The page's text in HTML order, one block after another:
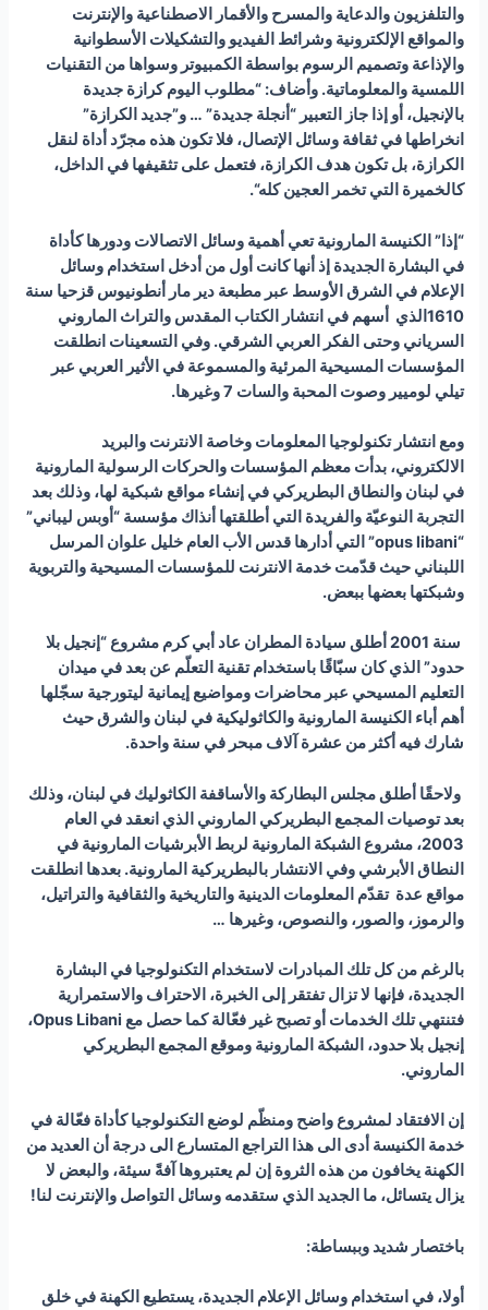
والتلفزيون والدعاية والمسرح والأقمار الاصطناعية والإنترنت
والمواقع الإلكترونية وشرائط الفيديو والتشكيلات الأسطوانية
والإذاعة وتصميم الرسوم بواسطة الكمبيوتر وسواها من التقنيات
اللمسية والمعلوماتية. وأضاف: “مطلوب اليوم كرازة جديدة
بالإنجيل، أو إذا جاز التعبير “أنجلة جديدة” … و”جديد الكرازة”
انخراطها في ثقافة وسائل الإتصال، فلا تكون هذه مجرّد أداة لنقل
الكرازة، بل تكون هدف الكرازة، فتعمل على تثقيفها في الداخل،
كالخميرة التي تخمر العجين كله“.
“إذا” الكنيسة المارونية تعي أهمية وسائل الاتصالات ودورها كأداة
في البشارة الجديدة إذ أنها كانت أول من أدخل استخدام وسائل
الإعلام في الشرق الأوسط عبر مطبعة دير مار أنطونيوس قزحيا سنة
1610الذي أسهم في انتشار الكتاب المقدس والتراث الماروني
السرياني وحتى الفكر العربي الشرقي. وفي التسعينات انطلقت
المؤسسات المسيحية المرئية والمسموعة في الأثير العربي عبر
تيلي لوميير وصوت المحبة والسات 7 وغيرها.
ومع انتشار تكنولوجيا المعلومات وخاصة الانترنت والبريد
الالكتروني، بدأت معظم المؤسسات والحركات الرسولية المارونية
في لبنان والنطاق البطريركي في إنشاء مواقع شبكية لها، وذلك بعد
التجربة النوعيّة والفريدة التي أطلقتها أنذاك مؤسسة “أوبس ليباني”
“
opus libani
” التي أدارها قدس الأب العام خليل علوان المرسل
اللبناني حيث قدّمت خدمة الانترنت للمؤسسات المسيحية والتربوية
وشبكتها بعضها ببعض.
سنة 2001 أطلق سيادة المطران عاد أبي كرم مشروع “إنجيل بلا
حدود” الذي كان سبّاقًا باستخدام تقنية التعلّم عن بعد في ميدان
التعليم المسيحي عبر محاضرات ومواضيع إيمانية ليتورجية سجّلها
أهم أباء الكنيسة المارونية والكاثوليكية في لبنان والشرق حيث
شارك فيه أكثر من عشرة آلاف مبحر في سنة واحدة.
ولاحقًا أطلق مجلس البطاركة والأساقفة الكاثوليك في لبنان، وذلك
بعد توصيات المجمع البطريركي الماروني الذي انعقد في العام
2003، مشروع الشبكة المارونية لربط الأبرشيات المارونية في
النطاق الأبرشي وفي الانتشار بالبطريركية المارونية. بعدها انطلقت
مواقع عدة تقدّم المعلومات الدينية والتاريخية والثقافية والتراتيل،
والرموز، والصور، والنصوص، وغيرها …
بالرغم من كل تلك المبادرات لاستخدام التكنولوجيا في البشارة
الجديدة، فإنها لا تزال تفتقر إلى الخبرة، الاحتراف والاستمرارية
فتنتهي تلك الخدمات أو تصبح غير فعّالة كما حصل مع Opus Libani،
إنجيل بلا حدود، الشبكة المارونية وموقع المجمع البطريركي
الماروني.
إن الافتقاد لمشروع واضح ومنظّم لوضع التكنولوجيا كأداة فعّالة في
خدمة الكنيسة أدى الى هذا التراجع المتسارع الى درجة أن العديد من
الكهنة يخافون من هذه الثروة إن لم يعتبروها آفةً سيئة، والبعض لا
يزال يتسائل، ما الجديد الذي ستقدمه وسائل التواصل والإنترنت لنا!
باختصار شديد وببساطة:
أولا، في استخدام وسائل الإعلام الجديدة، يستطيع الكهنة في خلق